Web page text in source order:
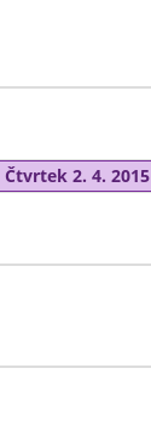
Čtvrtek 2. 4. 2015